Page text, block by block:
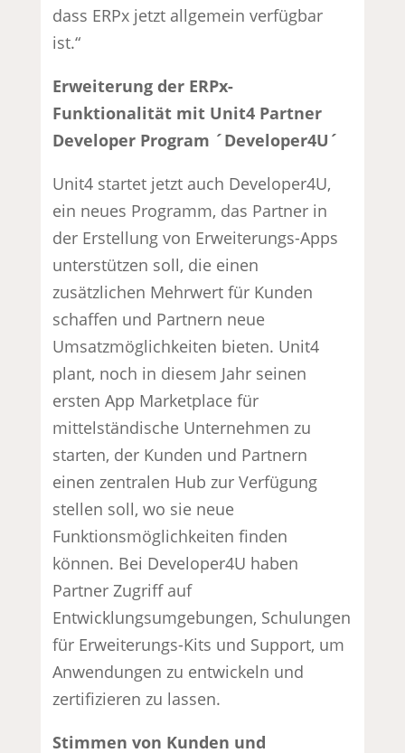
dass ERPx jetzt allgemein verfügbar
ist.“
Erweiterung der ERPx-
Funktionalität mit Unit4 Partner
Developer Program ´Developer4U´
Unit4 startet jetzt auch Developer4U,
ein neues Programm, das Partner in
der Erstellung von Erweiterungs-Apps
unterstützen soll, die einen
zusätzlichen Mehrwert für Kunden
schaffen und Partnern neue
Umsatzmöglichkeiten bieten. Unit4
plant, noch in diesem Jahr seinen
ersten App Marketplace für
mittelständische Unternehmen zu
starten, der Kunden und Partnern
einen zentralen Hub zur Verfügung
stellen soll, wo sie neue
Funktionsmöglichkeiten finden
können. Bei Developer4U haben
Partner Zugriff auf
Entwicklungsumgebungen, Schulungen
für Erweiterungs-Kits und Support, um
Anwendungen zu entwickeln und
zertifizieren zu lassen.
Stimmen von Kunden und